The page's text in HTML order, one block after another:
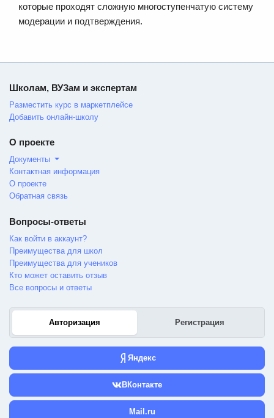
которые проходят сложную многоступенчатую систему
модерации и подтверждения.
Школам, ВУЗам и экспертам
Разместить курс в маркетплейсе
Добавить онлайн-школу
О проекте
Документы
Контактная информация
О проекте
Обратная связь
Вопросы-ответы
Как войти в аккаунт?
Преимущества для школ
Преимущества для учеников
Кто может оставить отзыв
Все вопросы и ответы
Авторизация Регистрация
Яндекс
ВКонтакте
Mail.ru